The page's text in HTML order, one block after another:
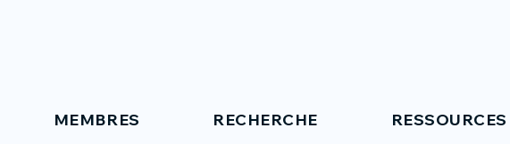
MEMBRES RECHERCHE RESSOURCES